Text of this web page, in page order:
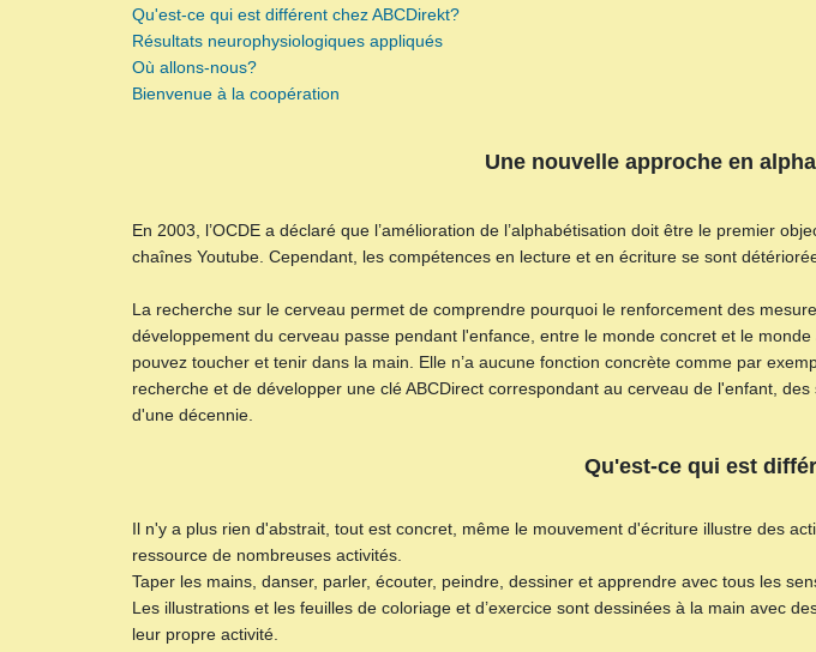
Qu'est-ce qui est différent chez ABCDirekt?
Résultats neurophysiologiques appliqués
Où allons-nous?
Bienvenue à la coopération
Une nouvelle approche en
En 2003, l’OCDE a déclaré que l’amélioration de l’alphabétisation doit être le premier
chaînes Youtube. Cependant, les compétences en lecture et en écriture se sont
La recherche sur le cerveau permet de comprendre pourquoi le renforcement des
développement du cerveau passe pendant l'enfance, entre le monde concret et le
pouvez toucher et tenir dans la main. Elle n’a aucune fonction concrète comme par
recherche et de développer une clé ABCDirect correspondant au cerveau de l'enfant,
d'une décennie.
Qu'est-ce qui est
Il n'y a plus rien d'abstrait, tout est concret, même le mouvement d'écriture illustre des
ressource de nombreuses activités.
Taper les mains, danser, parler, écouter, peindre, dessiner et apprendre avec tous les
Les illustrations et les feuilles de coloriage et d’exercice sont dessinées à la main avec
leur propre activité.